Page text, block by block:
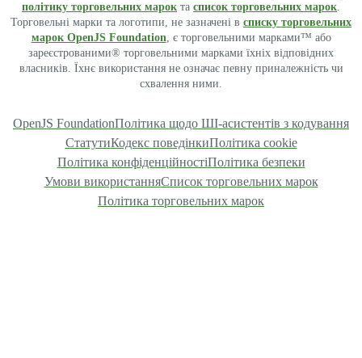
політику торговельних марок та список торговельних марок.
Торговельні марки та логотипи, не зазначені в списку торговельних
марок OpenJS Foundation, є торговельними марками™ або
зареєстрованими® торговельними марками їхніх відповідних
власників. Їхнє використання не означає певну приналежність чи
схвалення ними.
OpenJS FoundationПолітика щодо ШІ-асистентів з кодування
СтатутиКодекс поведінкиПолітика cookie
Політика конфіденційностіПолітика безпеки
Умови використанняСписок торговельних марок
Політика торговельних марок